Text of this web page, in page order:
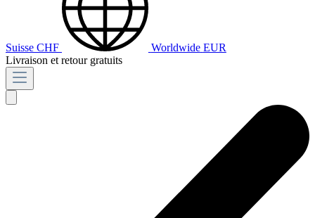
Suisse CHF Worldwide EUR
Livraison et retour gratuits